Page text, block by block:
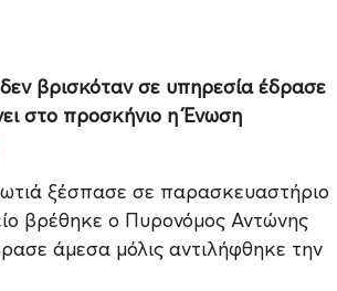
βρισκόταν σε υπηρεσία έδρασε
στο προσκήνιο η Ένωση
ξέσπασε σε παρασκευαστήριο
βρέθηκε ο Πυρονόμος Αντώνης
άμεσα μόλις αντιλήφθηκε την